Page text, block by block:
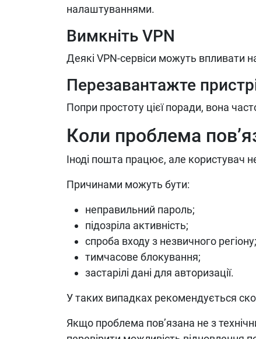
налаштуваннями.
Вимкніть VPN
Деякі VPN-сервіси можуть впливати
Перезавантажте
Попри простоту цієї поради, вона
Коли проблема
Іноді пошта працює, але користувач
Причинами можуть бути:
неправильний пароль;
підозріла активність;
спроба входу з незвичного регіону;
тимчасове блокування;
застарілі дані для авторизації.
У таких випадках рекомендується
Якщо проблема пов’язана не з